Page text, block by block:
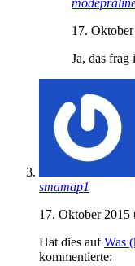
17.
Ja, das
smamap1
17. Oktober 2015
Hat dies aufWas
kommentierte: